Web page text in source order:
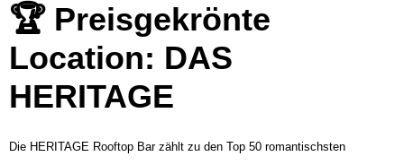
🏆 Preisgekrönte
Location: DAS
HERITAGE
Die HERITAGE Rooftop Bar zählt zu den Top 50 romantischsten